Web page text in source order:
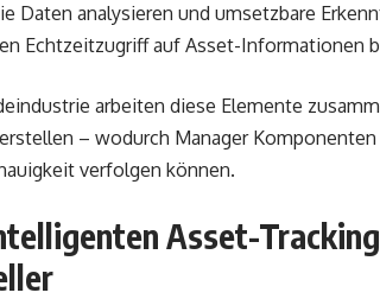
Daten analysieren und umsetzbare
Echtzeitzugriff auf Asset-Informationen
arbeiten diese Elemente
– wodurch Manager
verfolgen können.
Asset-